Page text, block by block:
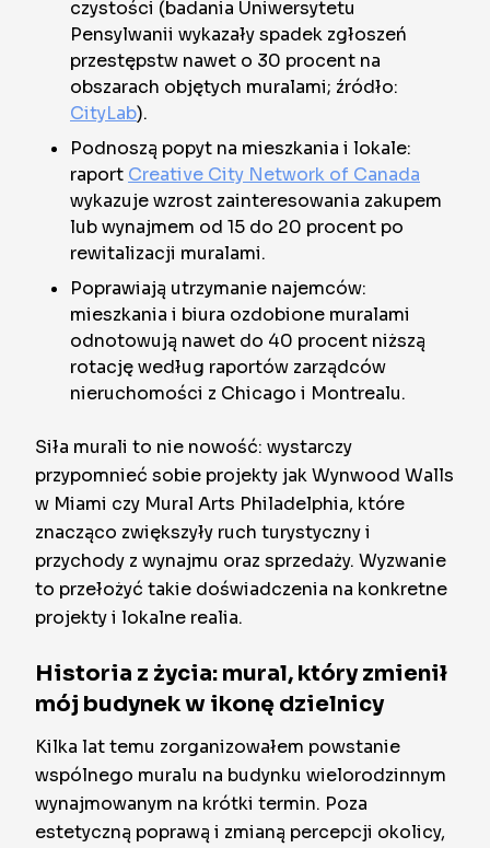
czystości (badania Uniwersytetu
Pensylwanii wykazały spadek zgłoszeń
przestępstw nawet o 30 procent na
obszarach objętych muralami; źródło:
CityLab).
Podnoszą popyt na mieszkania i lokale:
raport Creative City Network of Canada
wykazuje wzrost zainteresowania zakupem
lub wynajmem od 15 do 20 procent po
rewitalizacji muralami.
Poprawiają utrzymanie najemców:
mieszkania i biura ozdobione muralami
odnotowują nawet do 40 procent niższą
rotację według raportów zarządców
nieruchomości z Chicago i Montrealu.
Siła murali to nie nowość: wystarczy
przypomnieć sobie projekty jak Wynwood Walls
w Miami czy Mural Arts Philadelphia, które
znacząco zwiększyły ruch turystyczny i
przychody z wynajmu oraz sprzedaży. Wyzwanie
to przełożyć takie doświadczenia na konkretne
projekty i lokalne realia.
Historia z życia: mural, który zmienił
mój budynek w ikonę dzielnicy
Kilka lat temu zorganizowałem powstanie
wspólnego muralu na budynku wielorodzinnym
wynajmowanym na krótki termin. Poza
estetyczną poprawą i zmianą percepcji okolicy,